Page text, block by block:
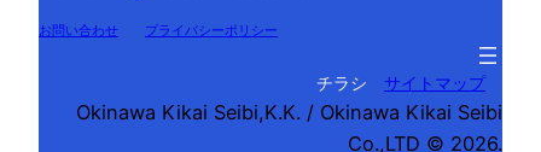
お問い合わせ プライバシーポリシー
チラシ サイトマップ
Okinawa Kikai Seibi,K.K. / Okinawa Kikai Seibi
Co.,LTD © 2026.